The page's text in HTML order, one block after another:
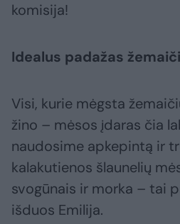
komisija!
Idealus padažas
Visi, kurie mėgsta
žino – mėsos įdaras čia
naudosime apkepintą ir
kalakutienos šlaunelių
svogūnais ir morka – tai
išduos Emilija.